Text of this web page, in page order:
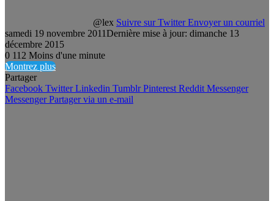
@lex Suivre sur Twitter Envoyer un courriel
samedi 19 novembre 2011Dernière mise à jour: dimanche 13
décembre 2015
0 112 Moins d'une minute
Montrez plus
Partager
Facebook Twitter Linkedin Tumblr Pinterest Reddit Messenger
Messenger Partager via un e-mail